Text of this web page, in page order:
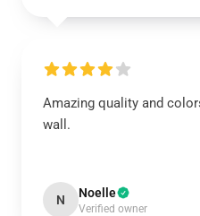
Amazing quality and
wall.
N Noelle
Verified owner